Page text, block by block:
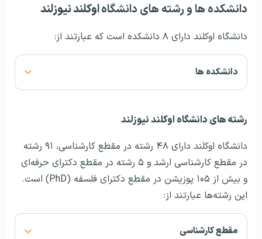
دانشکده ها و رشته های دانشگاهاوکلند نیوزلند
دانشگاه اوکلند دارای ۸ دانشکده است که عبارتند از:
دانشکده ها
رشته های دانشگاه اوکلند نیوزلند
دانشگاه اوکلند دارای ۴۸ رشته در مقطع کارشناسی، ۹۱ رشته
در مقطع کارشناسی ارشد و ۵ رشته در مقطع دکترای حرفه‌ای
و بیش از ۱۰۵ پوزیشن در مقطع دکترای فلسفه (PhD) است.
این رشته‌ها عبارتند از:
مقطع کارشناسی